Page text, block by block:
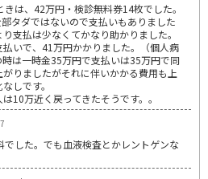
は、42万円・検診無料券14枚でした。
タダではないので支払いもありました
支払は少なくてかなり助かりました。
いで、41万円かかりました。（個人病
は一時金35万円で支払いは35万円で同
りましたがそれに伴いかかる費用も上
しです。
10万近く戻ってきたそうです。。
でした。でも血液検査とかレントゲンな